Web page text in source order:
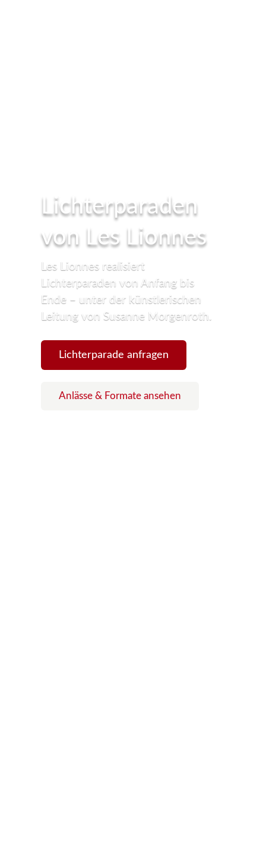
Lichterparaden
von Les Lionnes
Les Lionnes realisiert
Lichterparaden von Anfang bis
Ende – unter der künstlerischen
Leitung von Susanne Morgenroth.
Lichterparade anfragen
Anlässe & Formate ansehen